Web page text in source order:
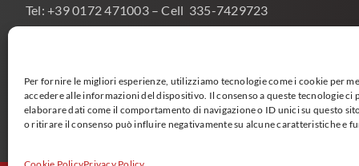
Per fornire le migliori esperienze, utilizziamo tecnologie come i cookie per
accedere alle informazioni del dispositivo. Il consenso a queste tecnologie ci
elaborare dati come il comportamento di navigazione o ID unici su questo
o ritirare il consenso può influire negativamente su alcune caratteristiche e
Tel: +39 0172 471003 – Cell 335-7429723
P.I. 00288970049
PRIVACY POLICY